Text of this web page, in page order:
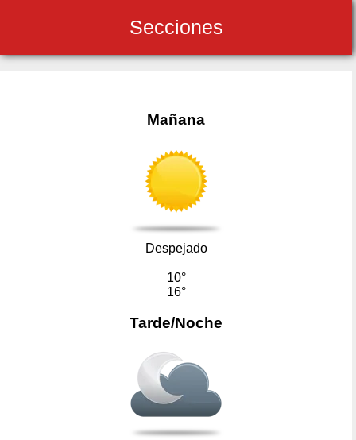
Secciones
Mañana
Despejado
10°
16°
Tarde/Noche